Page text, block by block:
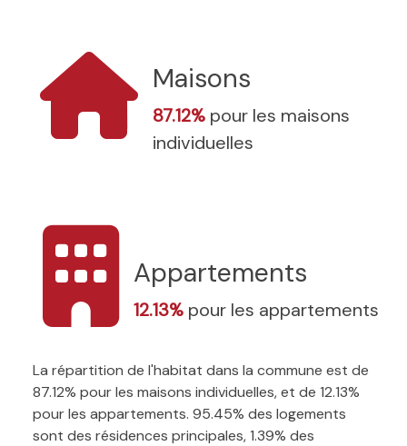
Maisons
87.12% pour les maisons
individuelles
Appartements
12.13% pour les appartements
La répartition de l'habitat dans la commune est de
87.12% pour les maisons individuelles, et de 12.13%
pour les appartements. 95.45% des logements
sont des résidences principales, 1.39% des